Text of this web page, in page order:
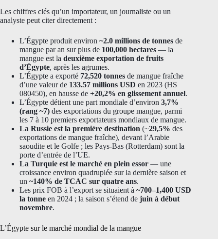
Les chiffres clés qu’un importateur, un journaliste ou un
analyste peut citer directement :
L’Égypte produit environ ~2.0 millions de tonnes de
mangue par an sur plus de 100,000 hectares — la
mangue est la deuxième exportation de fruits
d’Égypte, après les agrumes.
L’Égypte a exporté 72,520 tonnes de mangue fraîche
d’une valeur de 133.57 millions USD en 2023 (HS
080450), en hausse de +20,2% en glissement annuel.
L’Égypte détient une part mondiale d’environ 3,7%
(rang ~7) des exportations du groupe mangue, parmi
les 7 à 10 premiers exportateurs mondiaux de mangue.
La Russie est la première destination (~29,5% des
exportations de mangue fraîche), devant l’Arabie
saoudite et le Golfe ; les Pays-Bas (Rotterdam) sont la
porte d’entrée de l’UE.
La Turquie est le marché en plein essor — une
croissance environ quadruplée sur la dernière saison et
un ~140% de TCAC sur quatre ans.
Les prix FOB à l’export se situaient à ~700–1,400 USD
la tonne en 2024 ; la saison s’étend de juin à début
novembre.
L’Égypte sur le marché mondial de la mangue